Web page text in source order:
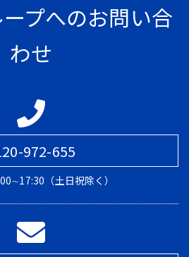
ープへのお問い合
わせ
972-655
（土日祝除く）